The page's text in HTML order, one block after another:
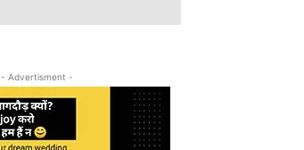
- Advertisment -